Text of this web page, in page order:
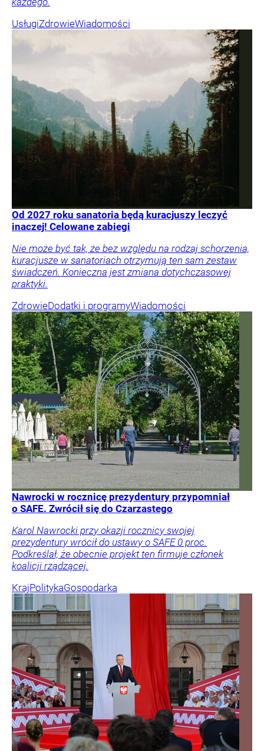
UsługiZdrowieWiadomości
Od 2027 roku sanatoria będą kuracjuszy leczyć
inaczej! Celowane zabiegi
Nie może być tak, że bez względu na rodzaj schorzenia,
kuracjusze w sanatoriach otrzymują ten sam zestaw
świadczeń. Konieczna jest zmiana dotychczasowej
praktyki.
ZdrowieDodatki i programyWiadomości
Nawrocki w rocznicę prezydentury przypomniał
o SAFE. Zwrócił się do Czarzastego
Karol Nawrocki przy okazji rocznicy swojej
prezydentury wrócił do ustawy o SAFE 0 proc.
Podkreślał, że obecnie projekt ten firmuje członek
koalicji rządzącej.
KrajPolitykaGospodarka